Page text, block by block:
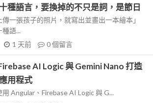
種語言，要換掉的不只是詞，是節日
一張孩子的照片，就寫出並畫出一本繪本」
語...
1 天前 0個留言
AI Logic 與 Gemini Nano 打造
用程式
Angular、Firebase AI Logic 與 G...